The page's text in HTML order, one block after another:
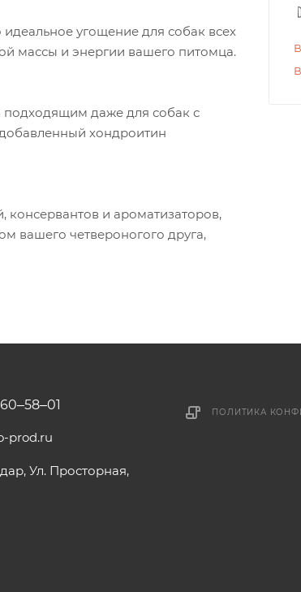
угощение для собак всех
массы и энергии вашего питомца.
подходящим даже для собак с
хондроитин
консервантов и ароматизаторов,
вашего четвероногого друга,
prod.ru
​Ул. Просторная,
ПОЛИТИКА